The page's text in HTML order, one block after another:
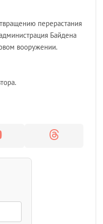
перерастания
Байдена
вооружении.